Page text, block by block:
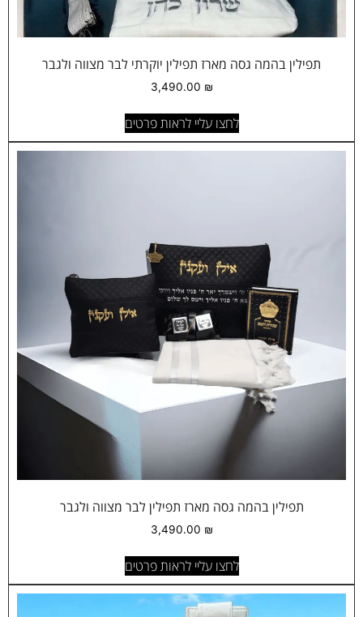
תפילין בהמה גסה מארז תפילין יוקרתי לבר מצווה ולגבר
3,490.00 ₪
לחצו עליי לראות פרטים
תפילין בהמה גסה מארז תפילין לבר מצווה ולגבר
3,490.00 ₪
לחצו עליי לראות פרטים